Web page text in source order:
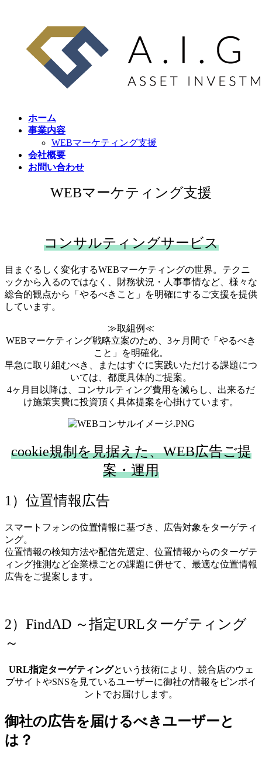
ホーム
事業内容
WEBマーケティング支援
会社概要
お問い合わせ
WEBマーケティング支援
コンサルティングサービス
目まぐるしく変化するWEBマーケティングの世界。テクニ
ックから入るのではなく、財務状況・人事事情など、様々な
総合的観点から「やるべきこと」を明確にするご支援を提供
しています。
≫取組例≪
WEBマーケティング戦略立案のため、3ヶ月間で「やるべき
こと」を明確化。
早急に取り組むべき、またはすぐに実践いただける課題につ
いては、都度具体的ご提案。
4ヶ月目以降は、コンサルティング費用を減らし、出来るだ
け施策実費に投資頂く具体提案を心掛けています。
cookie規制を見据えた、WEB広告ご提
案・運用
1）位置情報広告
スマートフォンの位置情報に基づき、広告対象をターゲティ
ング。
位置情報の検知方法や配信先選定、位置情報からのターゲテ
ィング推測など企業様ごとの課題に併せて、最適な位置情報
広告をご提案します。
2）FindAD ～指定URLターゲティング
～
URL指定ターゲティングという技術により、競合店のウェ
ブサイトやSNSを見ているユーザーに御社の情報をピンポイ
ントでお届けします。
御社の広告を届けるべきユーザーと
は？